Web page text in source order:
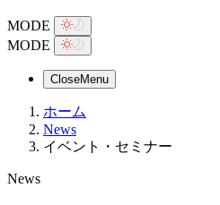
MODE
MODE
CloseMenu
ホーム
News
イベント・セミナー
News